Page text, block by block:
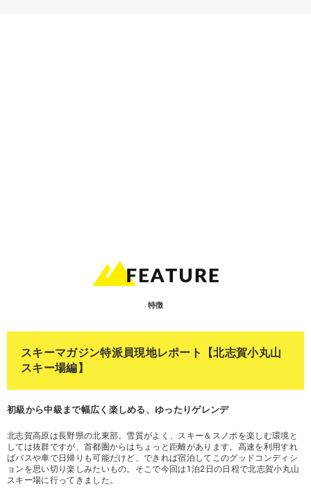
特徴
スキーマガジン特派員現地レポート【北志賀小丸山
スキー場編】
初級から中級まで幅広く楽しめる、ゆったりゲレンデ
北志賀高原は長野県の北東部。雪質がよく、スキー＆スノボを楽しむ環境と
しては抜群ですが、首都圏からはちょっと距離があります。高速を利用すれ
ばバスや車で日帰りも可能だけど、できれば宿泊してこのグッドコンディシ
ョンを思い切り楽しみたいもの。そこで今回は1泊2日の日程で北志賀小丸山
スキー場に行ってきました。